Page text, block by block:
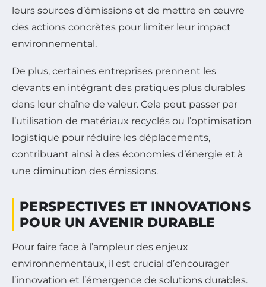
leurs sources d’émissions et de mettre en œuvre
des actions concrètes pour limiter leur impact
environnemental.
De plus, certaines entreprises prennent les
devants en intégrant des pratiques plus durables
dans leur chaîne de valeur. Cela peut passer par
l’utilisation de matériaux recyclés ou l’optimisation
logistique pour réduire les déplacements,
contribuant ainsi à des économies d’énergie et à
une diminution des émissions.
PERSPECTIVES ET INNOVATIONS
POUR UN AVENIR DURABLE
Pour faire face à l’ampleur des enjeux
environnementaux, il est crucial d’encourager
l’innovation et l’émergence de solutions durables.